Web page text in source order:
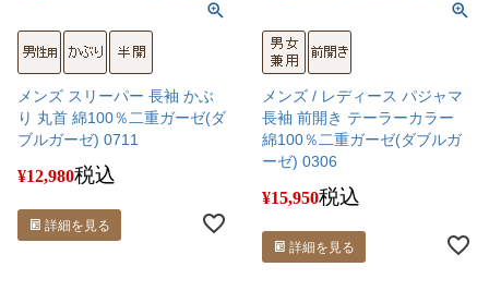
メンズ スリーパー 長袖 かぶ
り 丸首 綿100％二重ガーゼ(ダ
ブルガーゼ) 0711
¥12,980税込
詳細を見る
メンズ / レディース パジャマ
長袖 前開き テーラーカラー
綿100％二重ガーゼ(ダブルガ
ーゼ) 0306
¥15,950税込
詳細を見る